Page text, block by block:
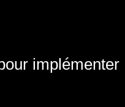
implémenter